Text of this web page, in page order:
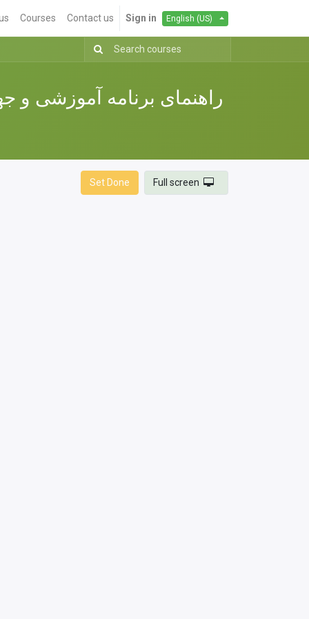
Courses Contact us Sign in English (US)
Set Done Full screen